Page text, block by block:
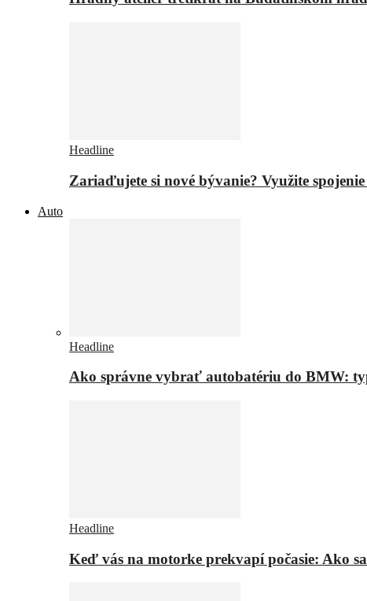
Headline
Zariaďujete si nové bývanie? Využite
Auto
Headline
Ako správne vybrať autobatériu do BMW:
Headline
Keď vás na motorke prekvapí počasie: Ako